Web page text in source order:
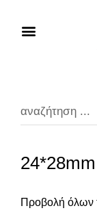
24*28mm
Προβολή όλων